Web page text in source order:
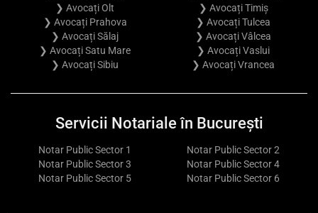
❯ Avocați Olt
❯ Avocați Prahova
❯ Avocați Sălaj
❯ Avocați Satu Mare
❯ Avocați Sibiu
❯ Avocați Timiș
❯ Avocați Tulcea
❯ Avocați Vâlcea
❯ Avocați Vaslui
❯ Avocați Vrancea
Servicii Notariale în București
Notar Public Sector 1
Notar Public Sector 2
Notar Public Sector 3
Notar Public Sector 4
Notar Public Sector 5
Notar Public Sector 6